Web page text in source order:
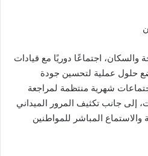
والسكان، اجتماعًا دوريًا مع قيادات
حلول عملية لتحسين جودة
شهرية منتظمة لمراجعة
إلى جانب تكثيف المرور الميداني
المباشر للمواطنين